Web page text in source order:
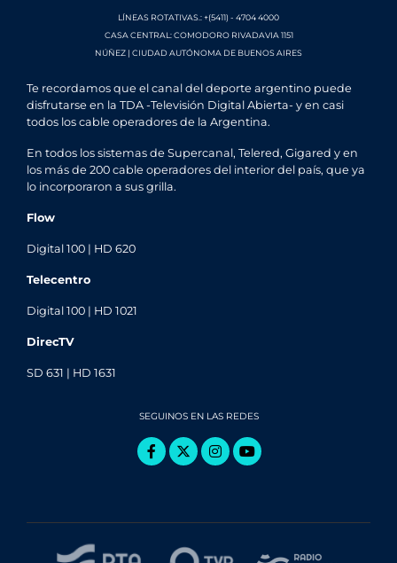
LÍNEAS ROTATIVAS.: +(5411) - 4704 4000
CASA CENTRAL: COMODORO RIVADAVIA 1151
NÚÑEZ | CIUDAD AUTÓNOMA DE BUENOS AIRES
Te recordamos que el canal del deporte argentino puede
disfrutarse en la TDA -Televisión Digital Abierta- y en casi
todos los cable operadores de la Argentina.
En todos los sistemas de Supercanal, Telered, Gigared y en
los más de 200 cable operadores del interior del país, que ya
lo incorporaron a sus grilla.
Flow
Digital 100 | HD 620
Telecentro
Digital 100 | HD 1021
DirecTV
SD 631 | HD 1631
SEGUINOS EN LAS REDES